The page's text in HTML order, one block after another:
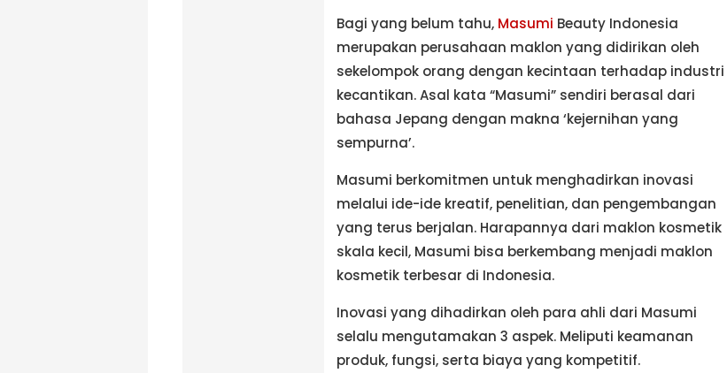
Bagi yang belum tahu, Masumi Beauty Indonesia
merupakan perusahaan maklon yang didirikan oleh
sekelompok orang dengan kecintaan terhadap industri
kecantikan. Asal kata “Masumi” sendiri berasal dari
bahasa Jepang dengan makna ‘kejernihan yang
sempurna’.
Masumi berkomitmen untuk menghadirkan inovasi
melalui ide-ide kreatif, penelitian, dan pengembangan
yang terus berjalan. Harapannya dari maklon kosmetik
skala kecil, Masumi bisa berkembang menjadi maklon
kosmetik terbesar di Indonesia.
Inovasi yang dihadirkan oleh para ahli dari Masumi
selalu mengutamakan 3 aspek. Meliputi keamanan
produk, fungsi, serta biaya yang kompetitif.